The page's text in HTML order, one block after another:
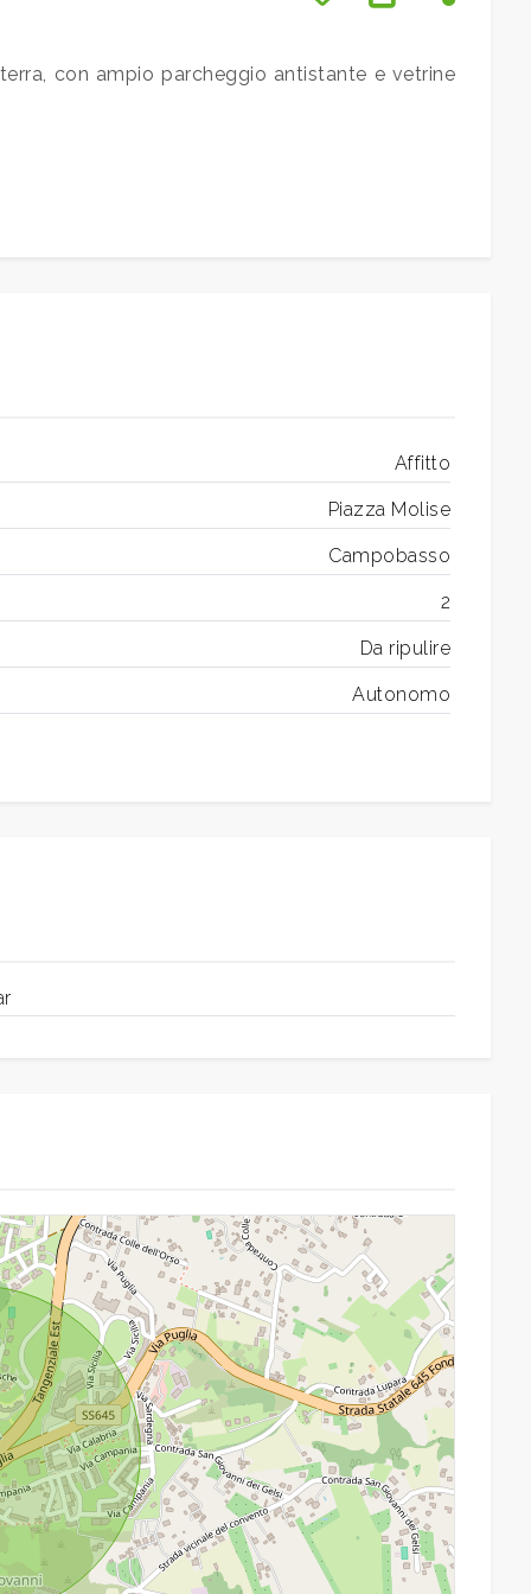
con ampio parcheggio antistante e vetrine
Affitto
Piazza Molise
Campobasso
2
Da ripulire
Autonomo